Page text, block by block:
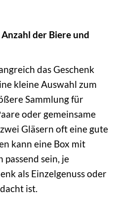
der Biere und
das Geschenk
kleine Auswahl zum
Sammlung für
oder gemeinsame
Gläsern oft eine gute
kann eine Box mit
sein, je
als Einzelgenuss oder
ist.